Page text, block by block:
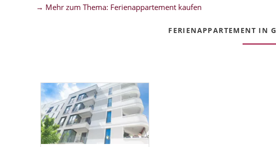
→ Mehr zum Thema: Ferienappartement kaufen
FERIENAPPARTEMENT IN